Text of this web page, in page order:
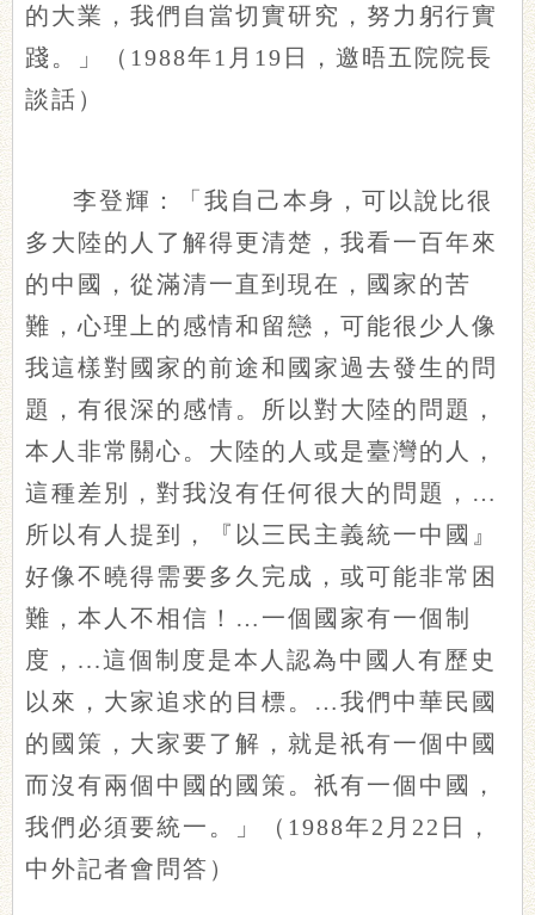
的大業，我們自當切實研究，努力躬行實
踐。」（1988年1月19日，邀晤五院院長
談話）
李登輝：「我自己本身，可以說比很
多大陸的人了解得更清楚，我看一百年來
的中國，從滿清一直到現在，國家的苦
難，心理上的感情和留戀，可能很少人像
我這樣對國家的前途和國家過去發生的問
題，有很深的感情。所以對大陸的問題，
本人非常關心。大陸的人或是臺灣的人，
這種差別，對我沒有任何很大的問題，…
所以有人提到，『以三民主義統一中國』
好像不曉得需要多久完成，或可能非常困
難，本人不相信！…一個國家有一個制
度，...這個制度是本人認為中國人有歷史
以來，大家追求的目標。…我們中華民國
的國策，大家要了解，就是祇有一個中國
而沒有兩個中國的國策。祇有一個中國，
我們必須要統一。」（1988年2月22日，
中外記者會問答）